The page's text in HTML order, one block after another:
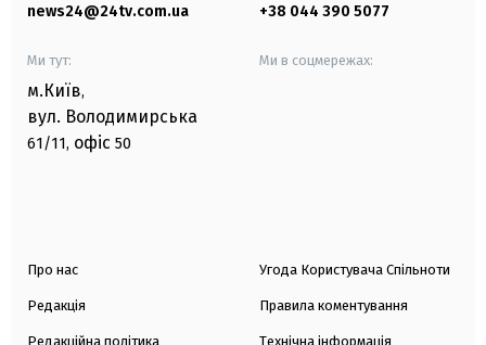
news24@24tv.com.ua +38 044 390 5077
Ми тут:
м.Київ,
вул. Володимирська
61/11, офіс 50
Ми в соцмережах:
Про нас
Редакція
Редакційна політика
Угода Користувача Спільноти
Правила коментування
Технічна інформація